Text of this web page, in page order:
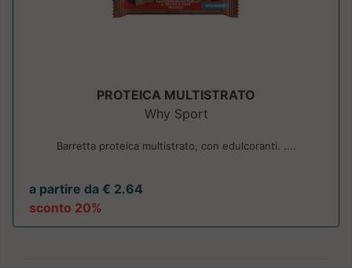
PROTEICA MULTISTRATO
Why Sport
Barretta proteica multistrato, con edulcoranti. ....
a partire da € 2.64
sconto 20%